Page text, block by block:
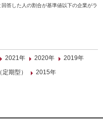
答した人の割合が基準値以下の企業がラ
2021年 2020年
2019年
期型）
2015年